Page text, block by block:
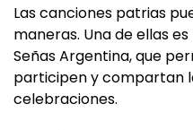
Las canciones patrias
maneras. Una de ellas
Señas Argentina, que
participen y compartan
celebraciones.